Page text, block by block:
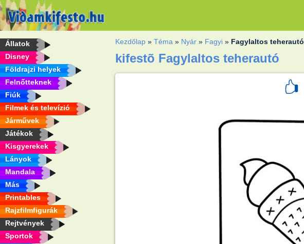
Állatok
Disney
Földrajzi helyek
Felnőtteknek
Fiúk
Filmek és televízió
Járművek
Játékok
Kisgyerekek
Lányok
Mandala
Más
Printables
Rajzfilmfigurák
Rejtvények
Sportok
Kezdőlap »Téma » Nyár » Fagyi » Fagylaltos teherautó
kifestõ Fagylaltos teherautó